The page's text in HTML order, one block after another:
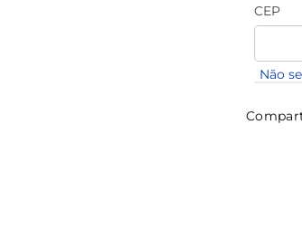
CEP
Não